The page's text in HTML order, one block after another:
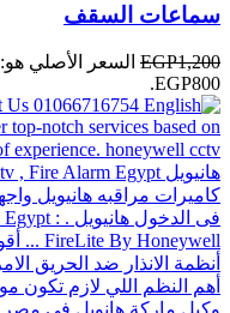
سماعات السقف
EGP1,200 السعر الأصلي هو: EGP1,200.
EGP800.